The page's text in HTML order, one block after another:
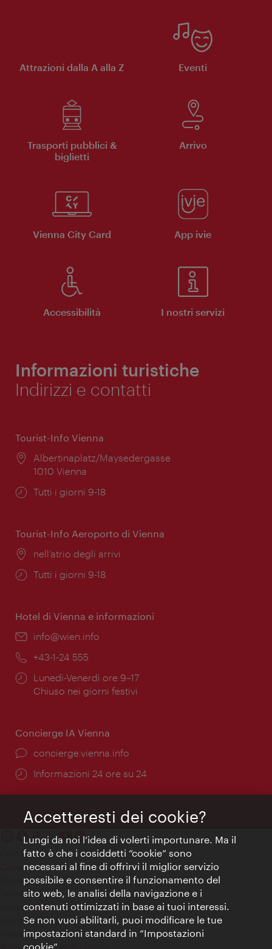
Attrazioni dalla A alla Z Eventi
Trasporti pubblici &
biglietti
Arrivo
Vienna City Card App ivie
Accessibilità I nostri servizi
Informazioni turistiche
Indirizzi e contatti
Tourist-Info Vienna
Posizione:
Albertinaplatz/Maysedergasse
1010 Vienna
Orari
Tutti i giorni 9-18
Tourist-Info Aeroporto di Vienna
Posizione:
nell’atrio degli arrivi
Orari
Tutti i giorni 9-18
Hotel di Vienna e informazioni
Email:
info@wien.info
Telefono:
+43-1-24 555
Orari
di
Lunedì-Venerdì ore 9–17
Chiuso nei giorni festivi
Concierge IA Vienna
Ort:
concierge.vienna.info
Öffnungszeiten:
Informazioni 24 ore su 24
Contatti
Colophon
Dichiarazione sulla protezione dei dati
Terms of Use
Accessibilità
Contatto stampa
Impostazioni cookie
© Copyright WienTourismus
Accetteresti dei cookie?
Lungi da noi l’idea di volerti importunare. Ma il
fatto è che i cosiddetti “cookie” sono
necessari al fine di offrirvi il miglior servizio
possibile e consentire il funzionamento del
sito web, le analisi della navigazione e i
contenuti ottimizzati in base ai tuoi interessi.
Se non vuoi abilitarli, puoi modificare le tue
impostazioni standard in “Impostazioni
cookie”.